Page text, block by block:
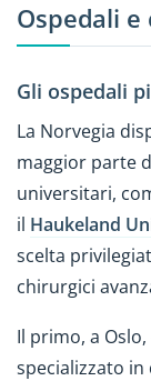
Ospedali
Gli ospedali
La Norvegia
maggior parte
universitari,
il Haukeland
scelta
chirurgici
Il primo, a
specializzato